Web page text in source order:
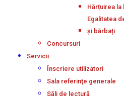
Hărțuirea
Egalitatea
și bărbați
Concursuri
Servicii
Înscriere utilizatori
Sala referinţe generale
Săli de lectură